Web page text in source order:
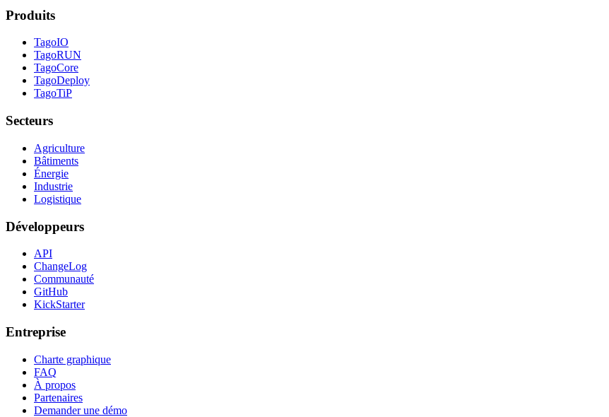
Produits
TagoIO
TagoRUN
TagoCore
TagoDeploy
TagoTiP
Secteurs
Agriculture
Bâtiments
Énergie
Industrie
Logistique
Développeurs
API
ChangeLog
Communauté
GitHub
KickStarter
Entreprise
Charte graphique
FAQ
À propos
Partenaires
Demander une démo